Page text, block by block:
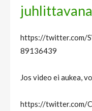
juhlittavana
https://twitter.com/
89136439
Jos video ei aukea,
https://twitter.com/